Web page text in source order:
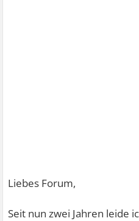
Liebes Forum,
Seit nun zwei Jahren leide